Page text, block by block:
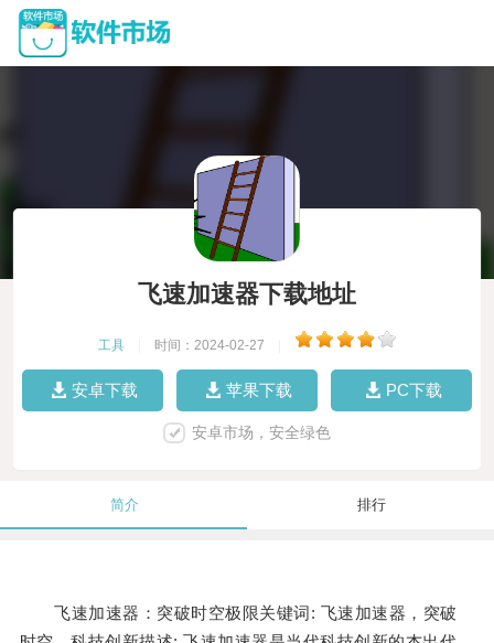
飞速加速器下载地址
工具 时间：2024-02-27
安卓下载 苹果下载 PC下载
安卓市场，安全绿色
简介 排行
飞速加速器：突破时空极限关键词: 飞速加速器，突破